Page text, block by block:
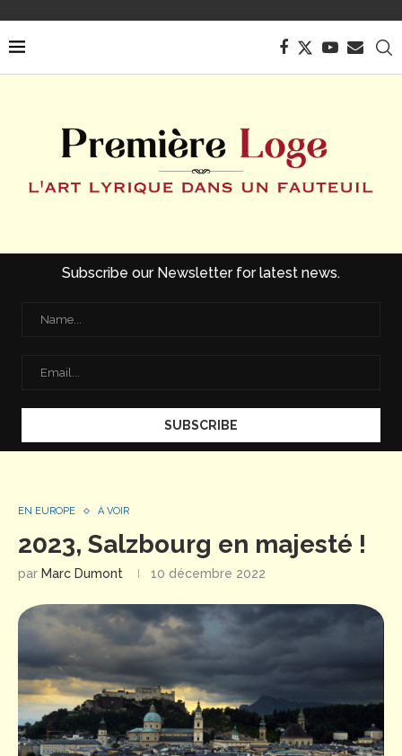
Subscribe our Newsletter for latest news.
EN EUROPE À VOIR
2023, Salzbourg en majesté !
par Marc Dumont 10 décembre 2022